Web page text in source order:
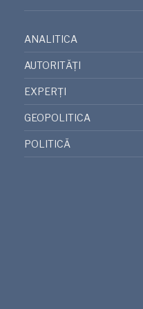
ANALITICA
AUTORITĂȚI
EXPERȚI
GEOPOLITICA
POLITICĂ